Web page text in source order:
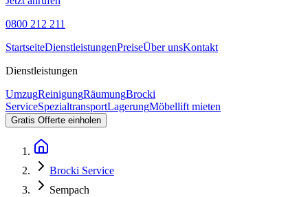
0800 212 211
StartseiteDienstleistungenPreiseÜber unsKontakt
Dienstleistungen
UmzugReinigungRäumungBrocki
ServiceSpezialtransportLagerungMöbellift mieten
Gratis Offerte einholen
Brocki Service
Sempach